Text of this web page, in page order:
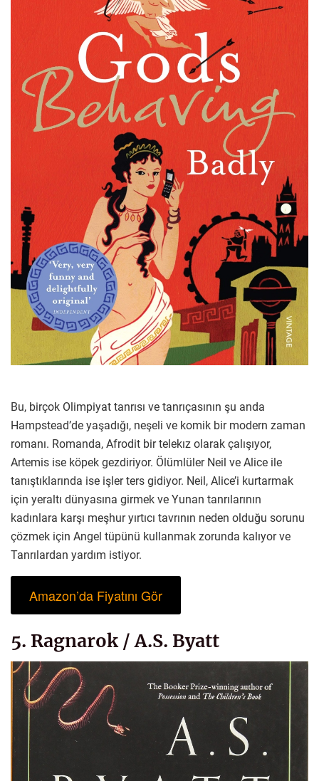
Bu, birçok Olimpiyat tanrısı ve tanrıçasının şu anda
Hampstead’de yaşadığı, neşeli ve komik bir modern zaman
romanı. Romanda, Afrodit bir telekız olarak çalışıyor,
Artemis ise köpek gezdiriyor. Ölümlüler Neil ve Alice ile
tanıştıklarında ise işler ters gidiyor. Neil, Alice’i kurtarmak
için yeraltı dünyasına girmek ve Yunan tanrılarının
kadınlara karşı meşhur yırtıcı tavrının neden olduğu sorunu
çözmek için Angel tüpünü kullanmak zorunda kalıyor ve
Tanrılardan yardım istiyor.
Amazon’da Fiyatını Gör
5. Ragnarok / A.S. Byatt